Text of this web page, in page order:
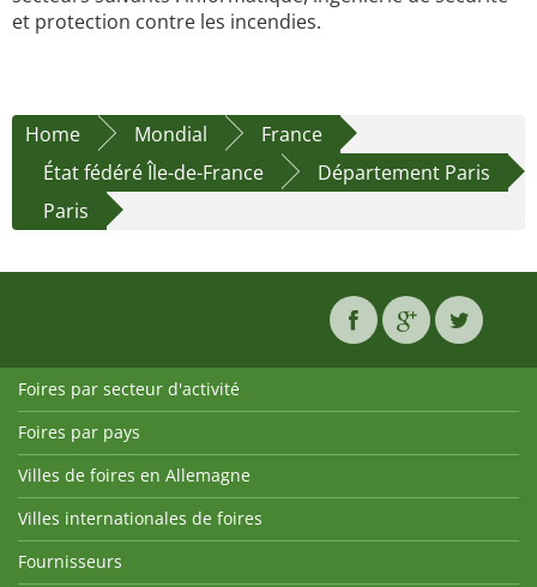
et protection contre les incendies.
Home Mondial
France
État fédéré Île-de-France
Département Paris
Paris
Foires par secteur d'activité
Foires par pays
Villes de foires en Allemagne
Villes internationales de foires
Fournisseurs